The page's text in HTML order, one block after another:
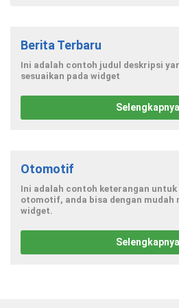
Berita Terbaru
Ini adalah contoh judul deskripsi
sesuaikan pada widget
Selengkapnya
Otomotif
Ini adalah contoh keterangan
otomotif, anda bisa dengan mudah
widget.
Selengkapnya